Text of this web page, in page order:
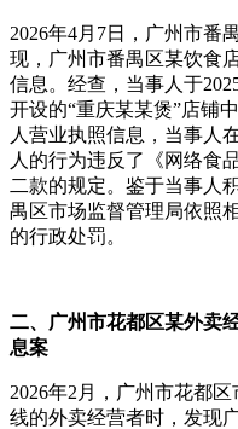
2026年4月7日，广州市番
现，广州市番禺区某饮食
信息。经查，当事人于
开设的“重庆某某煲”店铺
人营业执照信息，当事人
人的行为违反了《网络食
二款的规定。鉴于当事人
禺区市场监督管理局依照
的行政处罚。
二、广州市花都区某外卖
息案
2026年2月，广州市花都
线的外卖经营者时，发现